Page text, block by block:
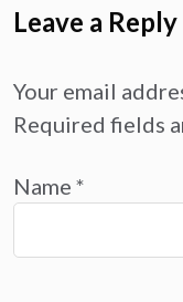
Leave a Reply
Your email
Required fields
Name *